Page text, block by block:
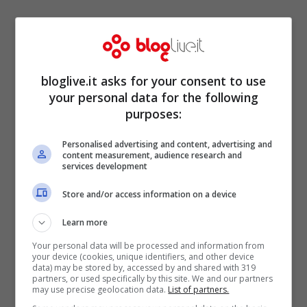
Maria ha così rivelato di aver capito sin da
bloglive.it asks for your consent to use
your personal data for the following
purposes:
Personalised advertising and content, advertising and
content measurement, audience research and
services development
Store and/or access information on a device
Learn more
Your personal data will be processed and information from
your device (cookies, unique identifiers, and other device
data) may be stored by, accessed by and shared with 319
partners, or used specifically by this site. We and our partners
may use precise geolocation data. List of partners.